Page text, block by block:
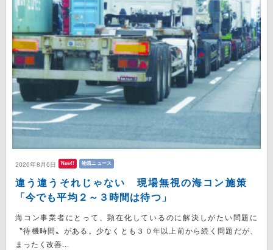
2026年8月6日 New!! 物流ニュース
違う違うそれじゃない 現場無視の海コン施策
「今でも平均２～３時間は待つ」
海コン事業者にとって、顕在化しているのに解決しがたい問題に
〝待機時間〟がある。少なくとも３０年以上前から続く問題だが、
まったく改善...